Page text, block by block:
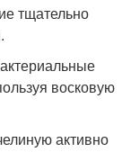
тщательно
восковую
активно